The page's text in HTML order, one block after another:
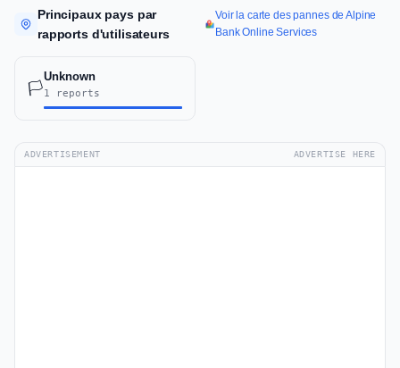
Principaux pays par
rapports d'utilisateurs
Voir la carte des pannes de Alpine
Bank Online Services
🏳️
Unknown
1 reports
ADVERTISEMENT ADVERTISE HERE